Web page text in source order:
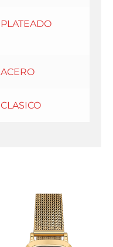
PLATEADO
ACERO
CLASICO